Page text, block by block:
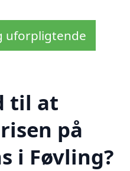
uforpligtende
til at
på
i Føvling?